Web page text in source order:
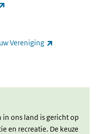
Vereniging
in ons land is gericht op
en recreatie. De keuze